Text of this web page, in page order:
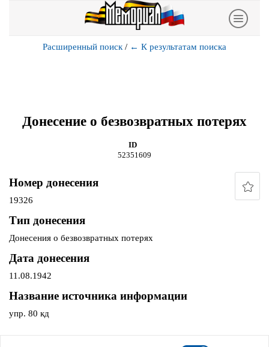
Расширенный поиск / ← К результатам поиска
Донесение о безвозвратных потерях
ID
52351609
Номер донесения
19326
Тип донесения
Донесения о безвозвратных потерях
Дата донесения
11.08.1942
Название источника информации
упр. 80 кд